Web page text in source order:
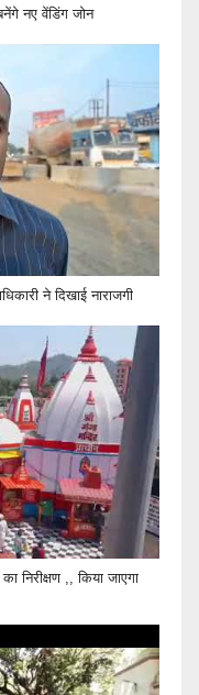
नए वेंडिंग जोन
ने दिखाई नाराजगी
निरीक्षण ,, किया जाएगा